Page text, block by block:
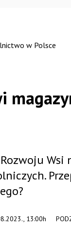
w Polsce
13:00h
Wsi